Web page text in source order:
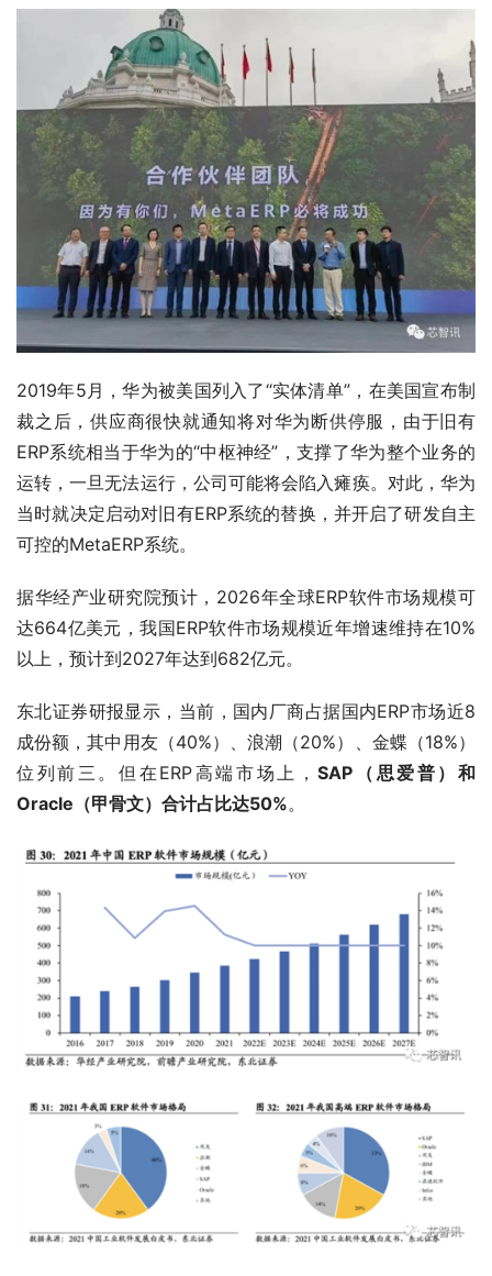
2019年5月，华为被美国列入了“实体清单”，在美国宣布制
裁之后，供应商很快就通知将对华为断供停服，由于旧有
ERP系统相当于华为的“中枢神经”，支撑了华为整个业务的
运转，一旦无法运行，公司可能将会陷入瘫痪。对此，华为
当时就决定启动对旧有ERP系统的替换，并开启了研发自主
可控的MetaERP系统。
据华经产业研究院预计，2026年全球ERP软件市场规模可
达664亿美元，我国ERP软件市场规模近年增速维持在10%
以上，预计到2027年达到682亿元。
东北证券研报显示，当前，国内厂商占据国内ERP市场近8
成份额，其中用友（40%）、浪潮（20%）、金蝶（18%）
位列前三。但在ERP高端市场上，SAP（思爱普）和
Oracle（甲骨文）合计占比达50%。